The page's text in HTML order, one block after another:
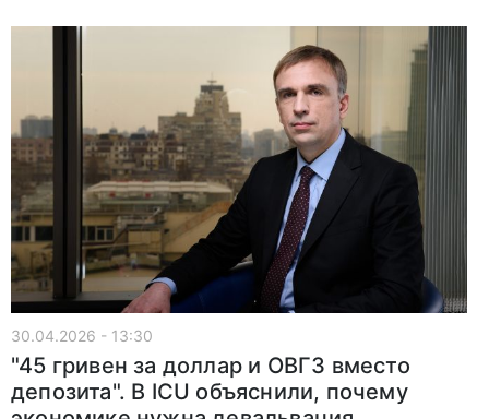
30.04.2026 - 13:30
"45 гривен за доллар и ОВГЗ вместо
депозита". В ICU объяснили, почему